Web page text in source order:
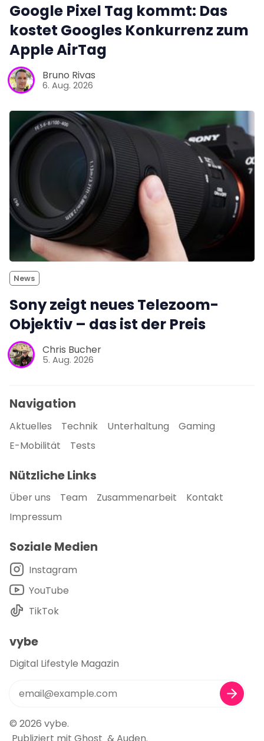
Google Pixel Tag kommt: Das
kostet Googles Konkurrenz zum
Apple AirTag
Bruno Rivas
6. Aug. 2026
News
Sony zeigt neues Telezoom-
Objektiv – das ist der Preis
Chris Bucher
5. Aug. 2026
Navigation
Aktuelles Technik Unterhaltung
Gaming
E-Mobilität
Tests
Nützliche Links
Über uns Team Zusammenarbeit
Kontakt
Impressum
Soziale Medien
Instagram
YouTube
TikTok
vybe
Digital Lifestyle Magazin
© 2026 vybe.